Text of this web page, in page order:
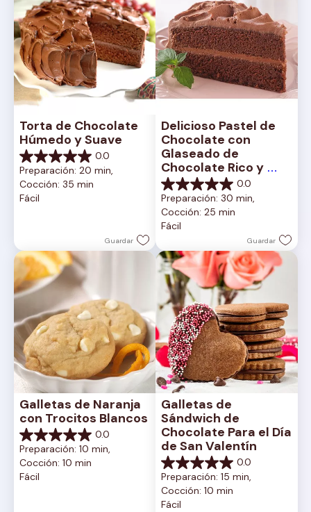
Torta de Chocolate
Húmedo y Suave
0.0
0.0
de
5
estrellas.
Preparación: 20 min,
Cocción: 35 min
Fácil
Guardar
Delicioso Pastel de
Chocolate con
Glaseado de
Chocolate Rico y
Cremoso
0.0
0.0
de
5
estrellas.
Preparación: 30 min,
Cocción: 25 min
Fácil
Guardar
Galletas de Naranja
con Trocitos Blancos
0.0
0.0
de
5
estrellas.
Preparación: 10 min,
Cocción: 10 min
Fácil
Galletas de
Sándwich de
Chocolate Para el Día
de San Valentín
0.0
0.0
de
5
estrellas.
Preparación: 15 min,
Cocción: 10 min
Fácil